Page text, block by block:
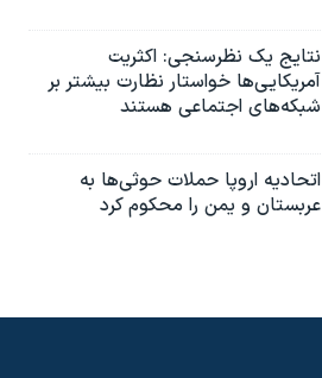
نتایج یک نظرسنجی: اکثریت
آمریکایی‌ها خواستار نظارت بیشتر بر
شبکه‌های اجتماعی هستند
اتحادیه اروپا حملات حوثی‌ها به
عربستان و یمن را محکوم کرد